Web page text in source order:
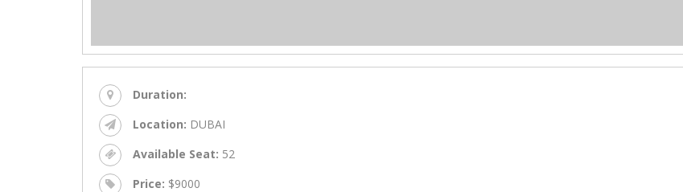
Duration:
Location: DUBAI
Available Seat: 52
Price: $9000